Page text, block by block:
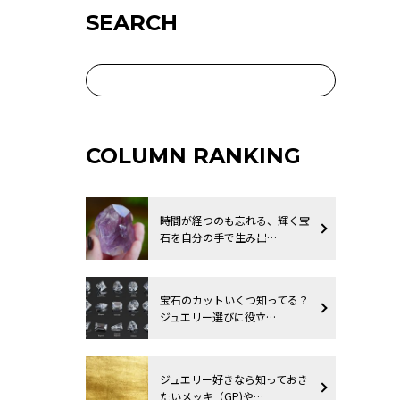
SEARCH
COLUMN RANKING
時間が経つのも忘れる、輝く宝
石を自分の手で生み出…
宝石のカットいくつ知ってる？
ジュエリー選びに役立…
ジュエリー好きなら知っておき
たいメッキ（GP)や…